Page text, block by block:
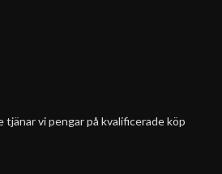
tjänar vi pengar på kvalificerade köp